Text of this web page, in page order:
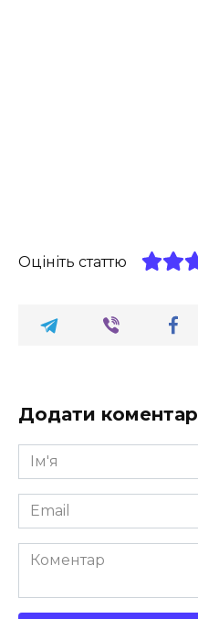
Оцініть статтю
Додати коментар
Ім'я
*
Email
*
Коментар